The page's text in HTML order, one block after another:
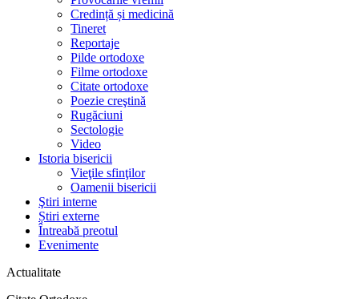
Credință și medicină
Tineret
Reportaje
Pilde ortodoxe
Filme ortodoxe
Citate ortodoxe
Poezie creştină
Rugăciuni
Sectologie
Video
Istoria bisericii
Vieţile sfinţilor
Oamenii bisericii
Ştiri interne
Știri externe
Întreabă preotul
Evenimente
Actualitate